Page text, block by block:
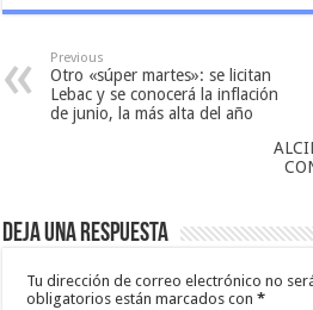
Previous
Otro «súper martes»: se licitan
Lebac y se conocerá la inflación
de junio, la más alta del año
Deja una respuesta
Tu dirección de correo electrónico no
obligatorios están marcados con*